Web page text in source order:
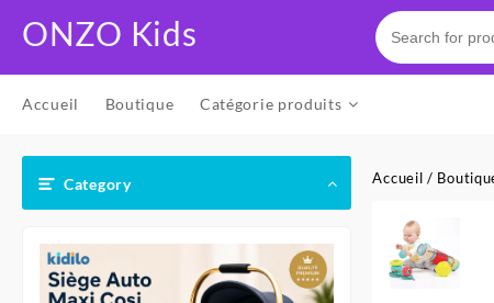
ONZO Kids
Accueil Boutique Catégorie produits
Category Accueil /